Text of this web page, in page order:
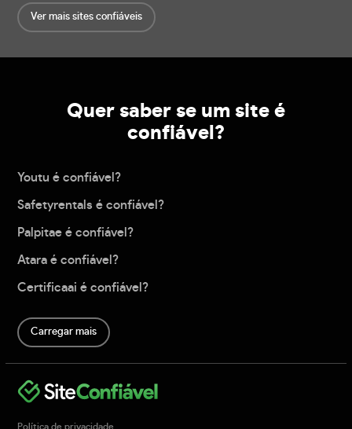
Ver mais sites confiáveis
Quer saber se um site é
confiável?
Youtu é confiável?
Safetyrentals é confiável?
Palpitae é confiável?
Atara é confiável?
Certificaai é confiável?
Carregar mais
Política de privacidade